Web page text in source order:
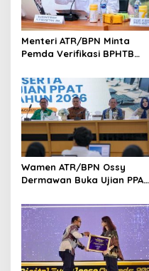
Menteri ATR/BPN Minta
Pemda Verifikasi BPHTB
Bakal Diintegrasikan
Wamen ATR/BPN Ossy
Dermawan Buka Ujian PPAT